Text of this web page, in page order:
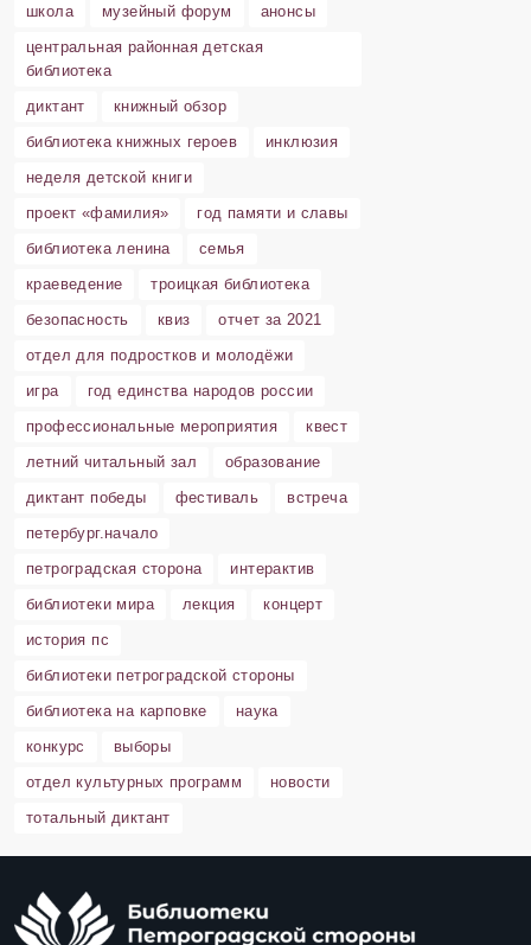
школа
музейный форум
анонсы
центральная районная детская
библиотека
диктант
книжный обзор
библиотека книжных героев
инклюзия
неделя детской книги
проект «фамилия»
год памяти и славы
библиотека ленина
семья
краеведение
троицкая библиотека
безопасность
квиз
отчет за 2021
отдел для подростков и молодёжи
игра
год единства народов россии
профессиональные мероприятия
квест
летний читальный зал
образование
диктант победы
фестиваль
встреча
петербург.начало
петроградская сторона
интерактив
библиотеки мира
лекция
концерт
история пс
библиотеки петроградской стороны
библиотека на карповке
наука
конкурс
выборы
отдел культурных программ
новости
тотальный диктант